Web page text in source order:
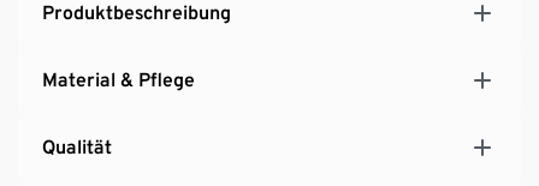
Produktbeschreibung
Material & Pflege
Qualität